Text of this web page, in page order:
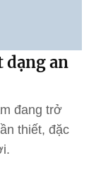
dạng an
đang trở
thiết, đặc